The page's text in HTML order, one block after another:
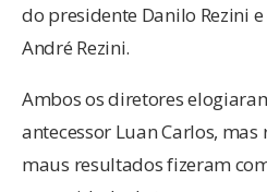
do presidente Danilo Rezini
André Rezini.
Ambos os diretores
antecessor Luan Carlos,
maus resultados fizeram